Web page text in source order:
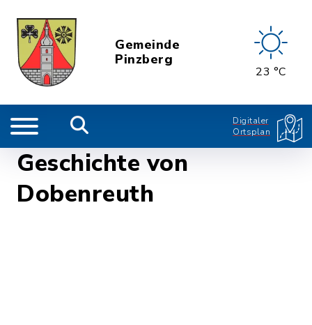
Gemeinde
Pinzberg
23 °C
Digitaler
Ortsplan
Geschichte von
Dobenreuth